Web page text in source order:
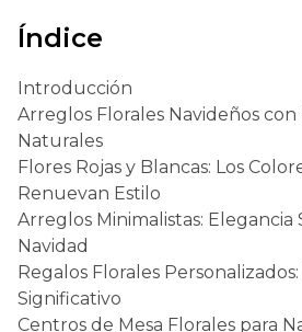
Índice
Introducción
Arreglos Florales Navideños
Naturales
Flores Rojas y Blancas: Los
Renuevan Estilo
Arreglos Minimalistas: Elegancia
Navidad
Regalos Florales
Significativo
Centros de Mesa Florales para